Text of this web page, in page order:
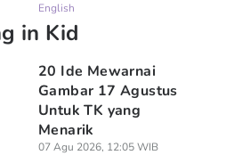
English
in Kid
20 Ide Mewarnai
Gambar 17 Agustus
Untuk TK yang
Menarik
07 Agu 2026, 12:05 WIB